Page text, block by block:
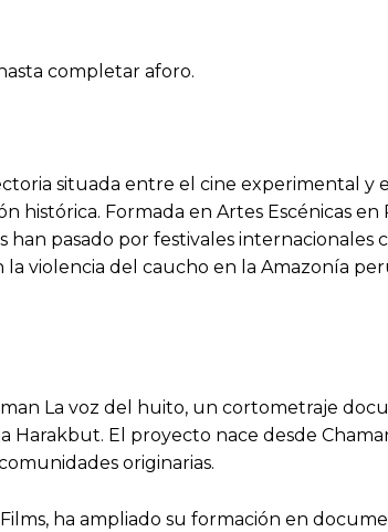
completar aforo.
situada entre el cine experimental
histórica. Formada en Artes Escénicas
han pasado por festivales
violencia del caucho en la Amazonía
La voz del huito, un cortometraje
El proyecto nace desde
originarias.
ha ampliado su formación en